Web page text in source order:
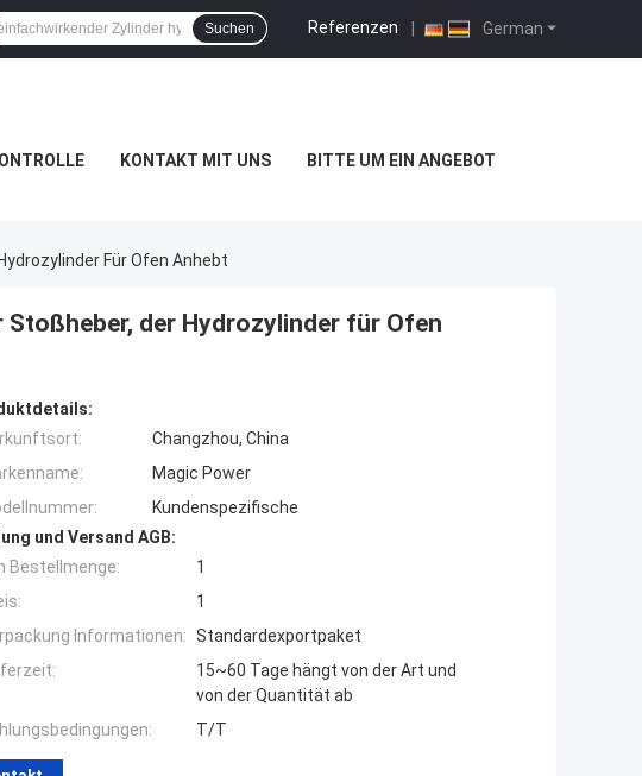
German
Referenzen |
Suchen
KONTAKT MIT UNS BITTE UM EIN ANGEBOT
Für Ofen Anhebt
der Hydrozylinder für Ofen
Changzhou, China
Magic Power
Kundenspezifische
und Versand AGB:
Bestellmenge:
1
1
Informationen: Standardexportpaket
15~60 Tage hängt von der Art und
von der Quantität ab
T/T